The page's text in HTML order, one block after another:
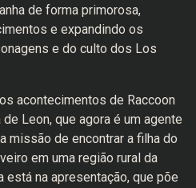
de forma primorosa,
e expandindo os
e do culto dos Los
acontecimentos de Raccoon
Leon, que agora é um agente
missão de encontrar a filha do
em uma região rural da
está na apresentação, que põe